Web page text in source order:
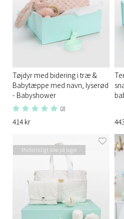
Tøjdyr med bidering i træ &
Babytæppe med navn, lyserød
- Babyshower
(2)
414 kr
Midlertidigt ikke på lager